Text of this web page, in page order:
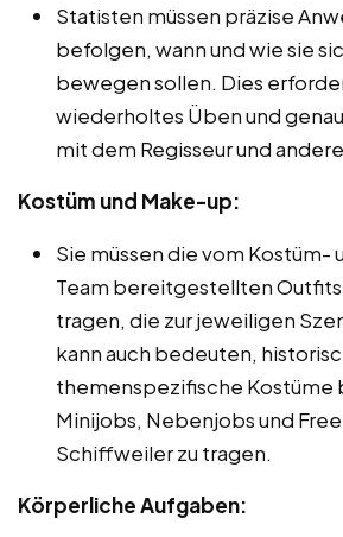
Statisten müssen präzise
befolgen, wann und wie sie
bewegen sollen. Dies
wiederholtes Üben und
mit dem Regisseur und
Kostüm und Make-up:
Sie müssen die vom Kostüm-
Team bereitgestellten Outfits
tragen, die zur jeweiligen
kann auch bedeuten,
themenspezifische Kostüme
Minijobs, Nebenjobs und
Schiffweiler zu tragen.
Körperliche Aufgaben: